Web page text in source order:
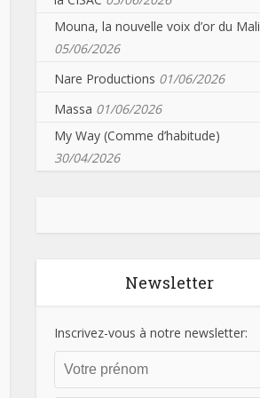
Mouna, la nouvelle voix d’or du Mali
05/06/2026
Nare Productions 01/06/2026
Massa 01/06/2026
My Way (Comme d’habitude)
30/04/2026
Newsletter
Inscrivez-vous à notre newsletter: